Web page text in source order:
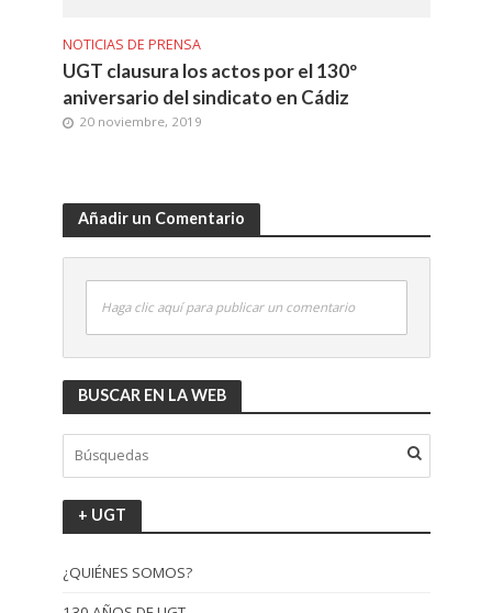
NOTICIAS DE PRENSA
UGT clausura los actos por el 130º
aniversario del sindicato en Cádiz
20 noviembre, 2019
Añadir un Comentario
Haga clic aquí para publicar un comentario
BUSCAR EN LA WEB
+ UGT
¿QUIÉNES SOMOS?